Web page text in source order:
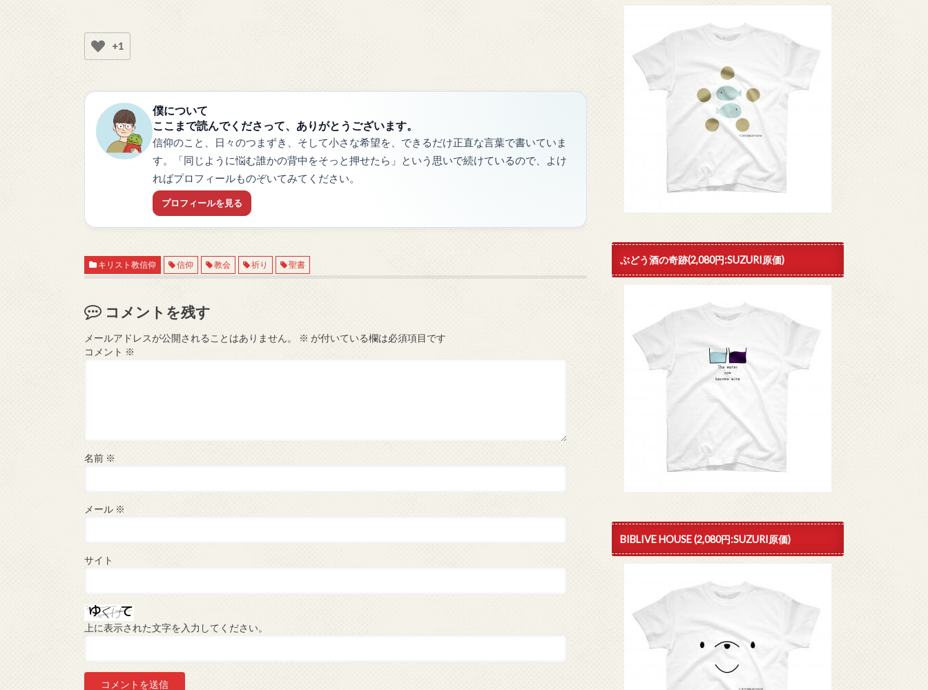
+1
僕について
ここまで読んでくださって、ありがとうございます。
信仰のこと、日々のつまずき、そして小さな希望を、できるだけ正直な言葉で書いていま
す。「同じように悩む誰かの背中をそっと押せたら」という思いで続けているので、よけ
ればプロフィールものぞいてみてください。
プロフィールを見る
キリスト教信仰 信仰 教会 祈り 聖書
コメントを残す
メールアドレスが公開されることはありません。 ※ が付いている欄は必須項目です
コメント ※
名前 ※
メール ※
サイト
上に表示された文字を入力してください。
ぶどう酒の奇跡(2,080円:SUZURI原価)
BIBLIVE HOUSE (2,080円:SUZURI原価)